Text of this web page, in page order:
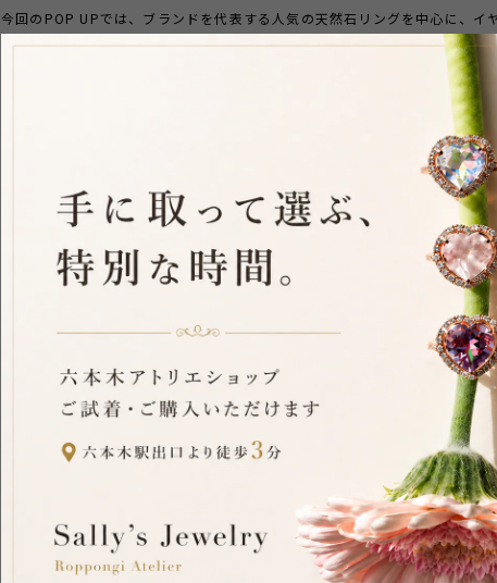
今回のPOP UPでは、ブランドを代表する人気の天然石リングを中心に、イ
クレスなどの人気商品や新作アイテムを多数ご用意しております。
オンラインでは伝わりきらない色彩や輝き、透明感を、ぜひ実際にお手に取
リングは９号～１３号程度のサイズ展開でご用意を予定しています。
また、リングのサイズ変更や地金カラー変更のご相談も承っております。
* 店頭にないサイズのお試し
* リングサイズ変更
* イエローゴールド・ピンクゴールド・プラチナ色への地金変更
【開催概要】
2026年7月2日（木）〜7月29日（水）
開催場所